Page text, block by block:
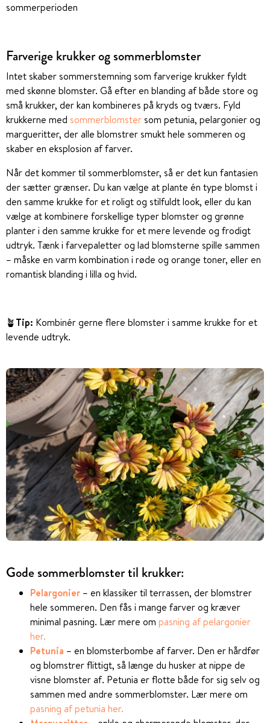
sommerperioden
Farverige krukker og sommerblomster
Intet skaber sommerstemning som farverige krukker fyldt
med skønne blomster. Gå efter en blanding af både store og
små krukker, der kan kombineres på kryds og tværs. Fyld
krukkerne med sommerblomster som petunia, pelargonier og
margueritter, der alle blomstrer smukt hele sommeren og
skaber en eksplosion af farver.
Når det kommer til sommerblomster, så er det kun fantasien
der sætter grænser. Du kan vælge at plante én type blomst i
den samme krukke for et roligt og stilfuldt look, eller du kan
vælge at kombinere forskellige typer blomster og grønne
planter i den samme krukke for et mere levende og frodigt
udtryk. Tænk i farvepaletter og lad blomsterne spille sammen
– måske en varm kombination i røde og orange toner, eller en
romantisk blanding i lilla og hvid.
🪴Tip: Kombinér gerne flere blomster i samme krukke for et
levende udtryk.
Gode sommerblomster til krukker:
Pelargonier – en klassiker til terrassen, der blomstrer
hele sommeren. Den fås i mange farver og kræver
minimal pasning. Lær mere om pasning af pelargonier
her.
Petunia – en blomsterbombe af farver. Den er hårdfør
og blomstrer flittigt, så længe du husker at nippe de
visne blomster af. Petunia er flotte både for sig selv og
sammen med andre sommerblomster. Lær mere om
pasning af petunia her.